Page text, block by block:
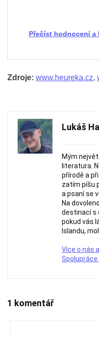
Přečíst hodnocení a
Zdroje: www.heureka.cz,
Lukáš
Mým
literatura.
přírodě a
zatím píšu
a psaní se
Na
destinací s
pokud vás
Islandu,
Více o nás
1 komentář